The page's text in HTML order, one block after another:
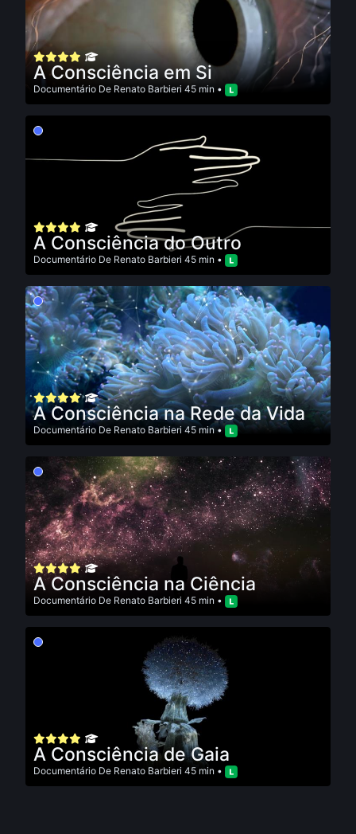
A Consciência em Si
Documentário De Renato Barbieri 45 min •
A Consciência do Outro
Documentário De Renato Barbieri 45 min •
A Consciência na Rede da Vida
Documentário De Renato Barbieri 45 min •
A Consciência na Ciência
Documentário De Renato Barbieri 45 min •
A Consciência de Gaia
Documentário De Renato Barbieri 45 min •